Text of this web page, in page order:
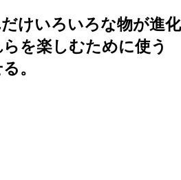
けいろいろな物が進化
を楽しむために使う
。